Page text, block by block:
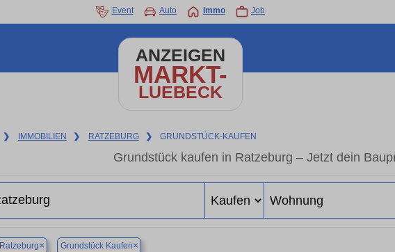
Event Auto Immo Job
ANZEIGEN
MARKT-
LUEBECK
❯ IMMOBILIEN ❯ RATZEBURG ❯ GRUNDSTÜCK-KAUFEN
Grundstück kaufen in Ratzeburg – Jetzt dein
Ratzeburg× Grundstück Kaufen×